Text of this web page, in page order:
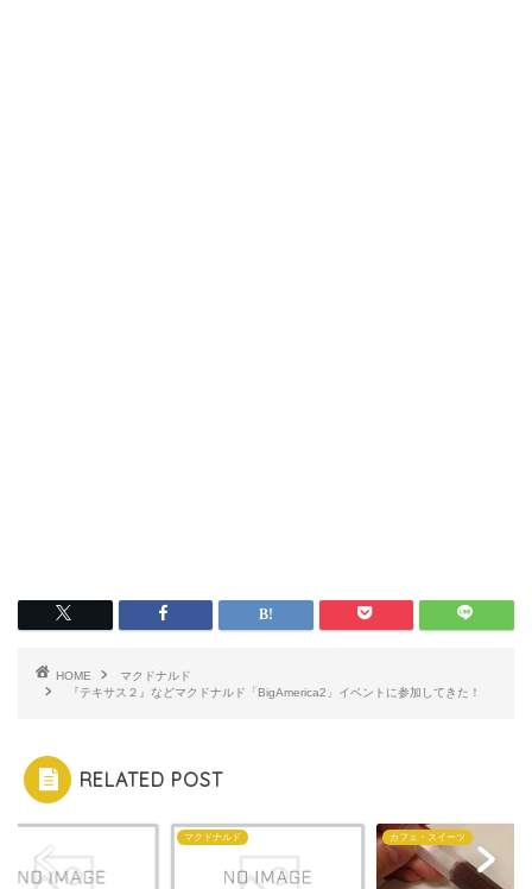
HOME
マクドナルド
『テキサス２』などマクドナルド「BigAmerica2」イベントに参加してきた！
RELATED POST
マクドナルド カフェ・スイーツ